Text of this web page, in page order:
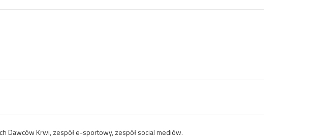
Dawców Krwi, zespół e-sportowy, zespół social mediów.